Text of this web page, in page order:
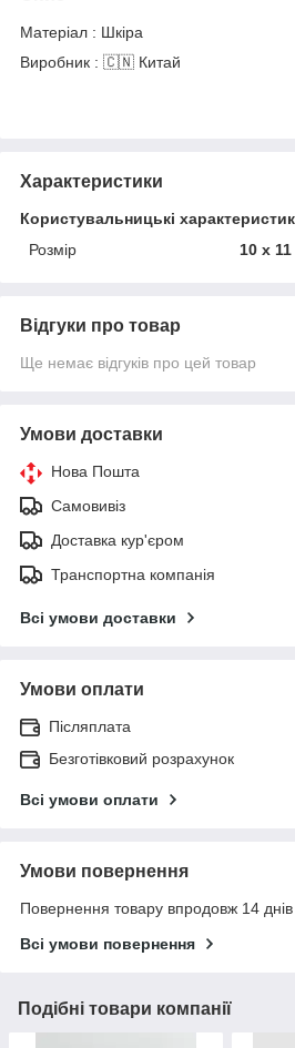
Матеріал : Шкіра
Виробник : 🇨🇳 Китай
Характеристики
Користувальницькі
Розмір
10 х
Відгуки про товар
Ще немає відгуків про цей товар
Умови доставки
Нова Пошта
Самовивіз
Доставка кур'єром
Транспортна компанія
Всі умови доставки
Умови оплати
Післяплата
Безготівковий розрахунок
Всі умови оплати
Умови повернення
Повернення товару впродовж 14
Всі умови повернення
Подібні товари компанії